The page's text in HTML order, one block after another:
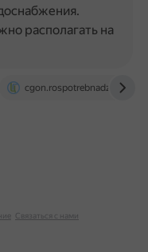
cgon.rospotrebnadzor.ru
располагать на
Связаться с нами